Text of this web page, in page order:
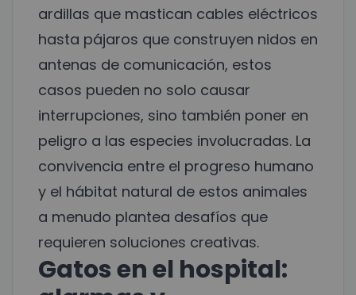
ardillas que mastican cables eléctricos
hasta pájaros que construyen nidos en
antenas de comunicación, estos
casos pueden no solo causar
interrupciones, sino también poner en
peligro a las especies involucradas. La
convivencia entre el progreso humano
y el hábitat natural de estos animales
a menudo plantea desafíos que
requieren soluciones creativas.
Gatos en el hospital: